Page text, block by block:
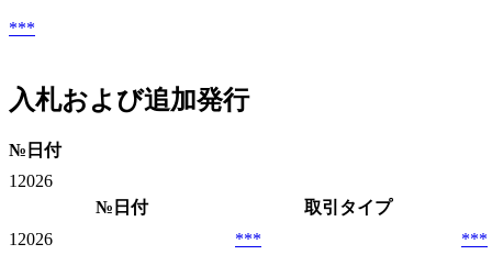
***
入札および追加発行
№ 日付
1 2026
№ 日付
取引タイプ
1 2026 *** ***